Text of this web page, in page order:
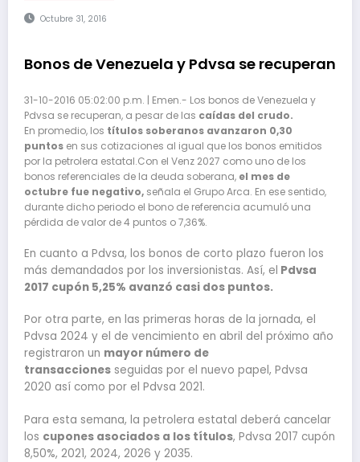
Octubre 31, 2016
Bonos de Venezuela y Pdvsa se recuperan
31-10-2016 05:02:00 p.m. | Emen.- Los bonos de Venezuela y
Pdvsa se recuperan, a pesar de las caídas del crudo.
En promedio, los títulos soberanos avanzaron 0,30
puntos en sus cotizaciones al igual que los bonos emitidos
por la petrolera estatal.Con el Venz 2027 como uno de los
bonos referenciales de la deuda soberana, el mes de
octubre fue negativo, señala el Grupo Arca. En ese sentido,
durante dicho periodo el bono de referencia acumuló una
pérdida de valor de 4 puntos o 7,36%.
En cuanto a Pdvsa, los bonos de corto plazo fueron los
más demandados por los inversionistas. Así, el Pdvsa
2017 cupón 5,25% avanzó casi dos puntos.
Por otra parte, en las primeras horas de la jornada, el
Pdvsa 2024 y el de vencimiento en abril del próximo año
registraron un mayor número de
transacciones seguidas por el nuevo papel, Pdvsa
2020 así como por el Pdvsa 2021.
Para esta semana, la petrolera estatal deberá cancelar
los cupones asociados a los títulos, Pdvsa 2017 cupón
8,50%, 2021, 2024, 2026 y 2035.